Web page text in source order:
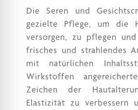
Die Seren und
gezielte Pflege, um die
versorgen, zu pflegen
frisches und strahlendes
mit natürlichen
Wirkstoffen
Zeichen der
Elastizität zu verbessern